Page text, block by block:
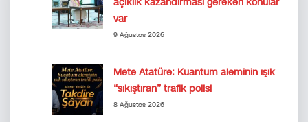
açıklık kazandırması gereken konular
var
9 Ağustos 2026
Mete Atatüre: Kuantum aleminin ışık
“sıkıştıran” trafik polisi
8 Ağustos 2026